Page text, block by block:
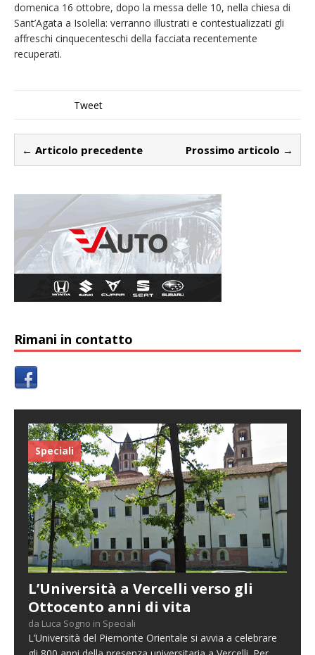
domenica 16 ottobre, dopo la messa delle 10, nella chiesa di
Sant’Agata a Isolella: verranno illustrati e contestualizzati gli
affreschi cinquecenteschi della facciata recentemente
recuperati.
Tweet
← Articolo precedente Prossimo articolo →
Rimani in contatto
Speciali
L’Università a Vercelli verso gli
Ottocento anni di vita
da Luca Sogno in Speciali
L’Università del Piemonte Orientale si avvia a celebrare